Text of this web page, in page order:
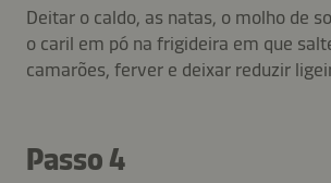
Deitar o caldo, as natas, o molho de
o caril em pó na frigideira em que
camarões, ferver e deixar reduzir
Passo 4